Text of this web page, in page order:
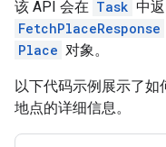
该 API 会在 Task 中
FetchPlaceResponse
Place 对象。
以下代码示例展示了如
地点的详细信息。